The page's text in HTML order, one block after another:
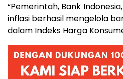
“Pemerintah, Bank
inflasi berhasil mengelola
dalam Indeks Harga